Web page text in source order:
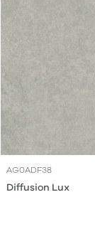
AG0ADF38
Diffusion Lux